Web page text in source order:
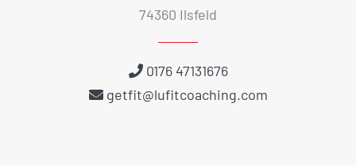
74360 Ilsfeld
0176 47131676
getfit@lufitcoaching.com